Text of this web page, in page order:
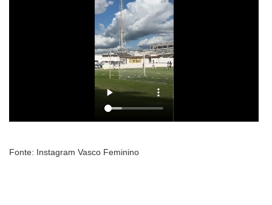
Fonte: Instagram Vasco Feminino